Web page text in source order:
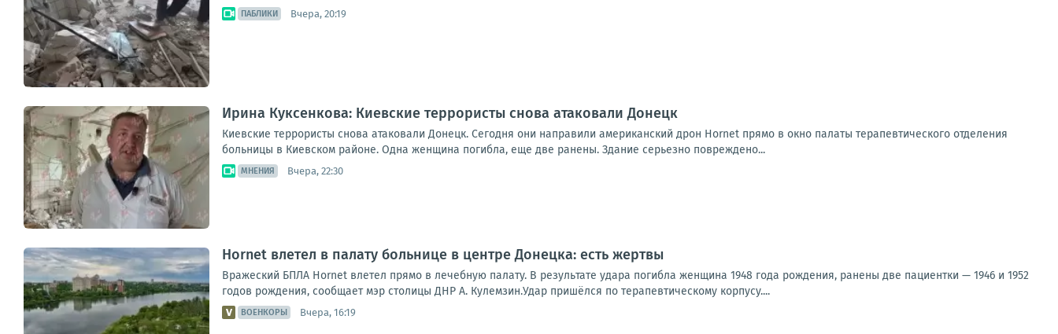
ПАБЛИКИ Вчера, 20:19
Ирина Куксенкова: Киевские террористы снова атаковали Донецк
Киевские террористы снова атаковали Донецк. Сегодня они направили американский дрон Hornet прямо в окно палаты терапевтического отделения
больницы в Киевском районе. Одна женщина погибла, еще две ранены. Здание серьезно повреждено...
МНЕНИЯ Вчера, 22:30
Hornet влетел в палату больнице в центре Донецка: есть жертвы
Вражеский БПЛА Hornet влетел прямо в лечебную палату. В результате удара погибла женщина 1948 года рождения, ранены две пациентки — 1946 и 1952
годов рождения, сообщает мэр столицы ДНР А. Кулемзин.Удар пришёлся по терапевтическому корпусу....
ВОЕНКОРЫ Вчера, 16:19